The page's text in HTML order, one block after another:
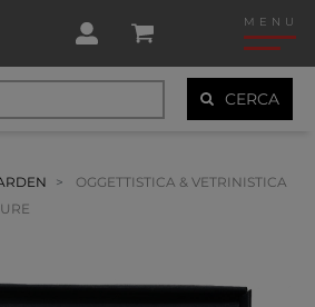
MENU
CERCA
OGGETTISTICA & VETRINISTICA